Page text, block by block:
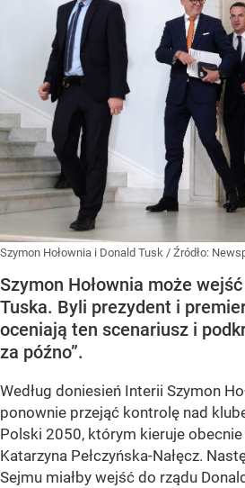
Szymon Hołownia i Donald Tusk / Źródło:
Szymon Hołownia może
Tuska. Byli prezydent i
oceniają ten scenariusz i
za późno”.
Według doniesień Interii Szymon
ponownie przejąć kontrolę nad
Polski 2050, którym kieruje
Katarzyna Pełczyńska-Nałęcz.
Sejmu miałby wejść do rządu